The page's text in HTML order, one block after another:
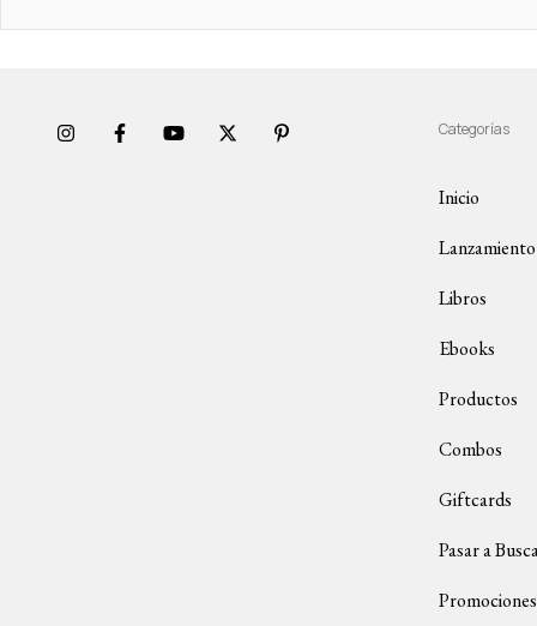
Categorías
Inicio
Lanzamiento
Libros
Ebooks
Productos
Combos
Giftcards
Pasar a
Promociones